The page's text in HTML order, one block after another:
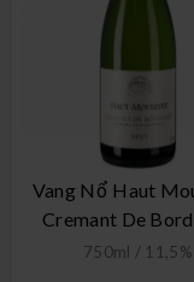
Vang Nổ Haut
Cremant De
750ml / 11,5%